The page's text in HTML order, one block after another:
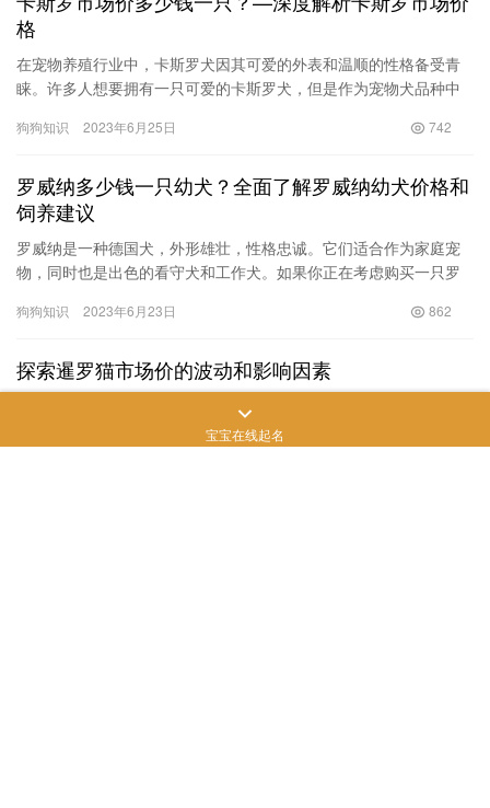
格
在宠物养殖行业中，卡斯罗犬因其可爱的外表和温顺的性格备受青
睐。许多人想要拥有一只可爱的卡斯罗犬，但是作为宠物犬品种中
价到底…
狗狗知识 2023年6月25日 742
罗威纳多少钱一只幼犬？全面了解罗威纳幼犬价格和
饲养建议
罗威纳是一种德国犬，外形雄壮，性格忠诚。它们适合作为家庭宠
物，同时也是出色的看守犬和工作犬。如果你正在考虑购买一只罗
饲养建…
狗狗知识 2023年6月23日 862
探索暹罗猫市场价的波动和影响因素
在宠物市场中，暹罗猫一直是备受关注的品种之一。这种美丽的猫
咪以其独特的体态和温柔的性格而受到许多爱猫人士追捧。然而，
暹罗猫的市场价一直在波动，受到多种因素的影响。本文将深入探
宝宝在线起名